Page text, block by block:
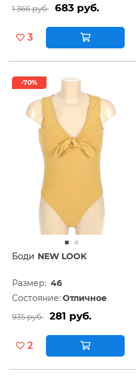
1 366 руб. 683 руб.
3
-70%
Боди NEW LOOK
Размер: 46
Состояние: Отличное
935 руб. 281 руб.
2